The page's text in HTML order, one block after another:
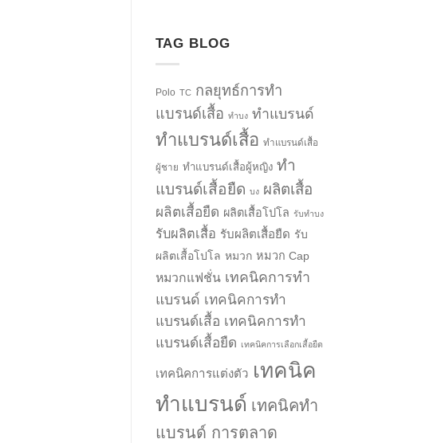
TAG BLOG
Polo TC กลยุทธ์การทำ
แบรนด์เสื้อ ทำบง ทำแบรนด์
ทำแบรนด์เสื้อ ทำแบรนด์เสื้อ
ผู้ชาย ทำแบรนด์เสื้อผู้หญิง ทำ
แบรนด์เสื้อยืด บง ผลิตเสื้อ
ผลิตเสื้อยืด ผลิตเสื้อโปโล รับทำบง
รับผลิตเสื้อ รับผลิตเสื้อยืด รับ
ผลิตเสื้อโปโล หมวก หมวก Cap
หมวกแฟชั่น เทคนิคการทำ
แบรนด์ เทคนิคการทำ
แบรนด์เสื้อ เทคนิคการทำ
แบรนด์เสื้อยืด เทคนิคการเลือกเสื้อยืด
เทคนิคการแต่งตัว เทคนิค
ทำแบรนด์ เทคนิคทำ
แบรนด์ การตลาด